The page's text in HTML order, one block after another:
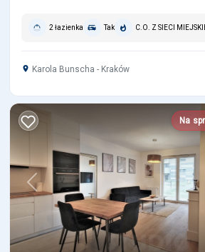
2 łazienka Tak C.O. Z SIECI
Karola Bunscha - Kraków
Na
Previous